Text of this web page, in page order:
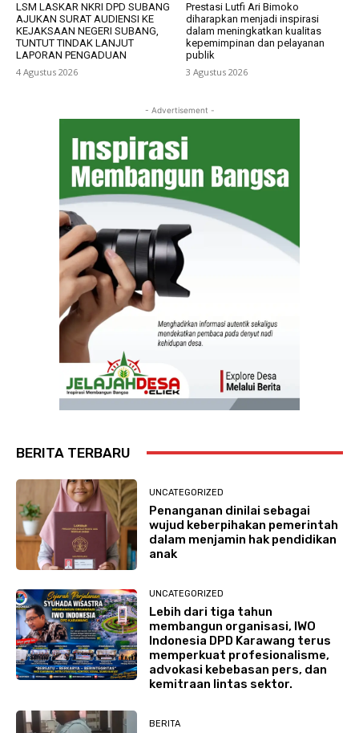
LSM LASKAR NKRI DPD SUBANG
AJUKAN SURAT AUDIENSI KE
KEJAKSAAN NEGERI SUBANG,
TUNTUT TINDAK LANJUT
LAPORAN PENGADUAN
4 Agustus 2026
Prestasi Lutfi Ari Bimoko
diharapkan menjadi inspirasi
dalam meningkatkan kualitas
kepemimpinan dan pelayanan
publik
3 Agustus 2026
- Advertisement -
BERITA TERBARU
UNCATEGORIZED
Penanganan dinilai sebagai
wujud keberpihakan pemerintah
dalam menjamin hak pendidikan
anak
UNCATEGORIZED
Lebih dari tiga tahun
membangun organisasi, IWO
Indonesia DPD Karawang terus
memperkuat profesionalisme,
advokasi kebebasan pers, dan
kemitraan lintas sektor.
BERITA